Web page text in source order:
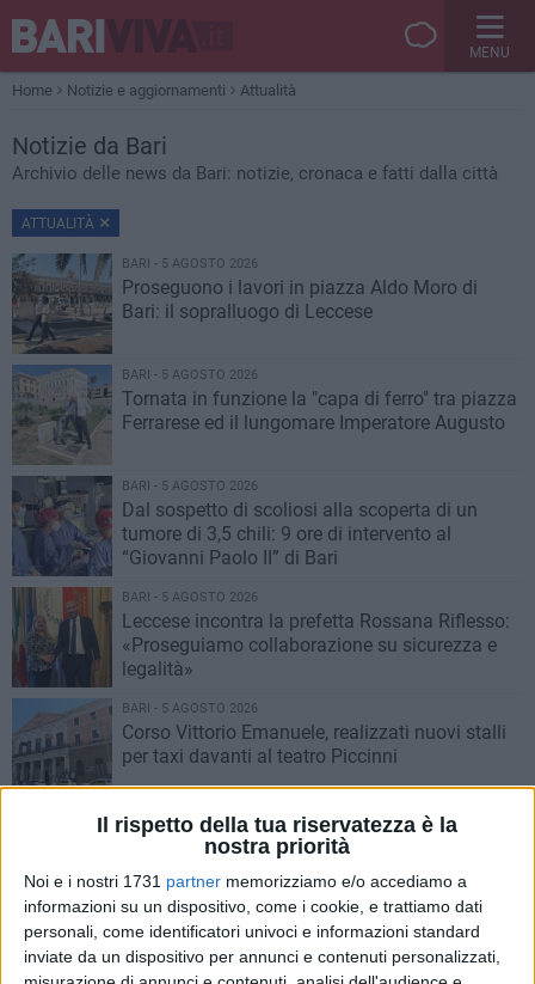
Il rispetto della tua riservatezza è la
nostra priorità
Noi e i nostri 1731 partner memorizziamo e/o accediamo a
informazioni su un dispositivo, come i cookie, e trattiamo dati
personali, come identificatori univoci e informazioni standard
inviate da un dispositivo per annunci e contenuti personalizzati,
MENU
Home Notizie e aggiornamenti Attualità
Notizie da Bari
Archivio delle news da Bari: notizie, cronaca e fatti dalla città
ATTUALITÀ
BARI - 5 AGOSTO 2026
Proseguono i lavori in piazza Aldo Moro di
Bari: il sopralluogo di Leccese
BARI - 5 AGOSTO 2026
Tornata in funzione la "capa di ferro" tra piazza
Ferrarese ed il lungomare Imperatore Augusto
BARI - 5 AGOSTO 2026
Dal sospetto di scoliosi alla scoperta di un
tumore di 3,5 chili: 9 ore di intervento al
“Giovanni Paolo II” di Bari
BARI - 5 AGOSTO 2026
Leccese incontra la prefetta ​Rossana Riflesso:
«Proseguiamo collaborazione su sicurezza e
legalità»
BARI - 5 AGOSTO 2026
Corso Vittorio Emanuele, realizzati nuovi stalli
per taxi davanti al teatro Piccinni
BARI - 5 AGOSTO 2026
Premio "Alessandro Ambrosi", aperte le
BARI - 5 AGOSTO 2026
Guerra dei mercati serali. Le associazioni degli
ambulanti contrarie alle aperture di luglio e di